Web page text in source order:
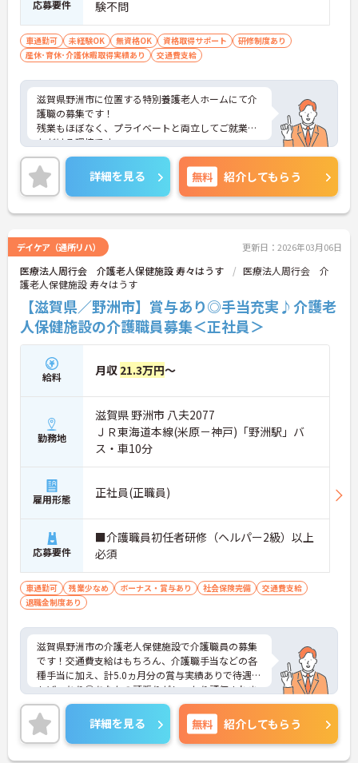
応募要件 験不問
車通勤可 未経験OK 無資格OK 資格取得サポート
研修制度あり
産休･育休･介護休暇取得実績あり
交通費支給
滋賀県野洲市に位置する特別養護老人ホームにて介
護職の募集です！
残業もほぼなく、プライベートと両立してご就業い
ただける環境です。
ご興味ある方には、面接対策ポイントなど、さらに
詳細をお話しいたしますのでお気軽にご相談くださ
い！
詳細を見る 無料 紹介してもらう
デイケア（通所リハ） 更新日：2026年03月06日
医療法人周行会 介護老人保健施設 寿々はうす
医療法人周行会 介
護老人保健施設 寿々はうす
【滋賀県／野洲市】賞与あり◎手当充実♪介護老
人保健施設の介護職員募集＜正社員＞
給料 月収 21.3万円～
勤務地
滋賀県 野洲市 八夫2077
ＪＲ東海道本線(米原－神戸)「野洲駅」バ
ス・車10分
雇用形態 正社員(正職員)
応募要件
■介護職員初任者研修（ヘルパー2級）以上
必須
車通勤可 残業少なめ ボーナス・賞与あり 社会保険完備
交通費支給
退職金制度あり
滋賀県野洲市の介護老人保健施設で介護職員の募集
です！交通費支給はもちろん、介護職手当などの各
種手当に加え、計5.0ヵ月分の賞与実績ありで待遇面
もばっちり◎あなたの頑張りがしっかり評価されま
す！また、退職金制度ありで安心して長く働きやす
い環境が整っています♪ご興味のある方は面接ポイ
ントをお伝えしますので、お気軽にご連絡くださ
い！
詳細を見る 無料 紹介してもらう